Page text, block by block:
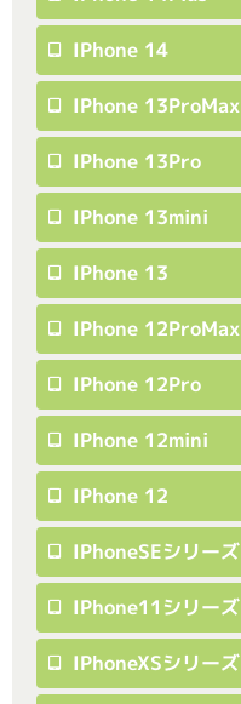
IPhone 14
IPhone 13ProMax
IPhone 13Pro
IPhone 13mini
IPhone 13
IPhone 12ProMax
IPhone 12Pro
IPhone 12mini
IPhone 12
IPhoneSEシリーズ
IPhone11シリーズ
IPhoneXSシリーズ